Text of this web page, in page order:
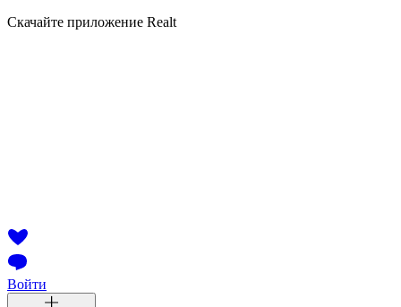
Скачайте приложение Realt
Войти